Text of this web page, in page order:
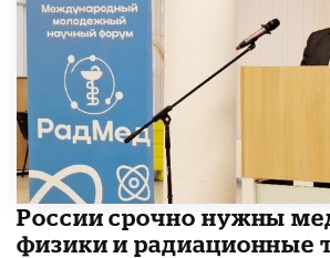
России срочно нужны
физики и радиационные